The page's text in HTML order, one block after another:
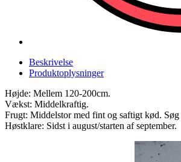
Beskrivelse
Produktoplysninger
Højde: Mellem 120-200cm.
Vækst: Middelkraftig.
Frugt: Middelstor med fint og saftigt kød.
Høstklare: Sidst i august/starten af september.